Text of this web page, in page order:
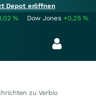
Depot eröffnen
% Dow Jones +0,25%
zu Verbio